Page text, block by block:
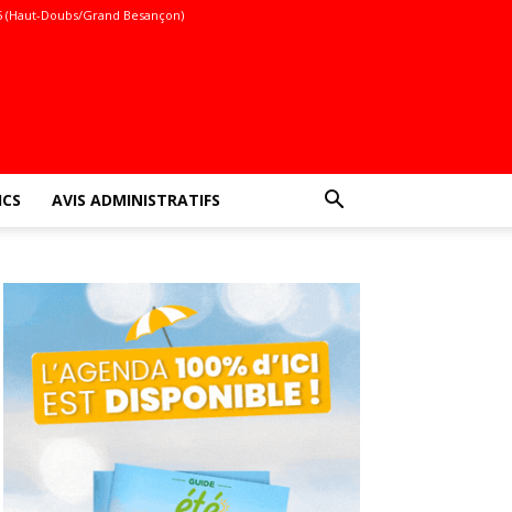
(Haut-Doubs/Grand Besançon)
AVIS ADMINISTRATIFS